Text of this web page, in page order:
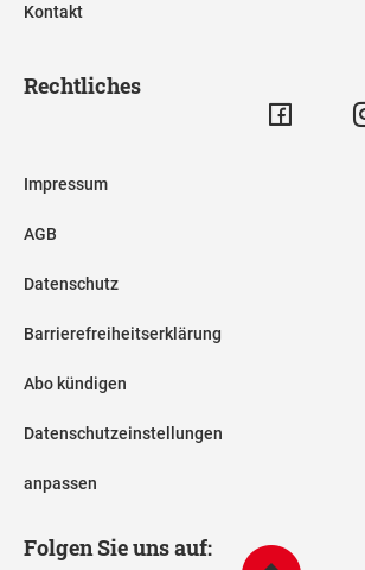
Kontakt
Rechtliches
Impressum
AGB
Datenschutz
Barrierefreiheitserklärung
Abo kündigen
Datenschutzeinstellungen
anpassen
Folgen Sie uns auf: